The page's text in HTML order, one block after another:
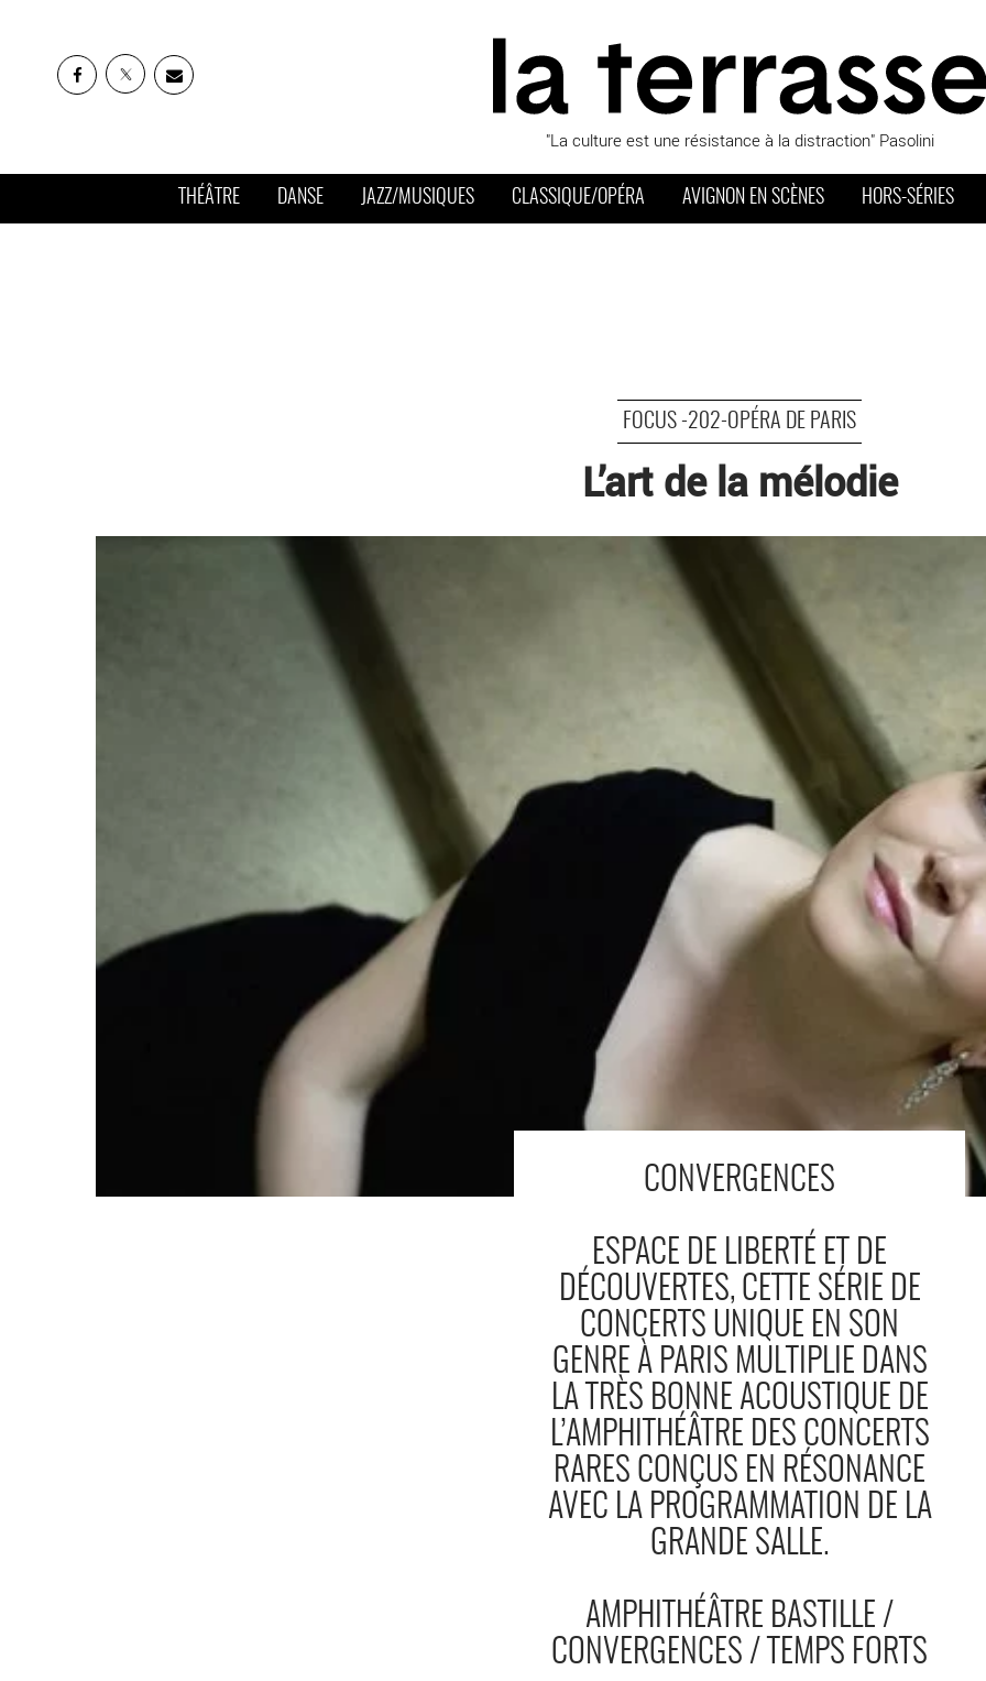
"La culture est une résistance à la distraction" Pasolini
THÉÂTRE DANSE JAZZ/MUSIQUES CLASSIQUE/OPÉRA AVIGNON EN SCÈNES HORS-SÉRIES
FOCUS -202-OPÉRA DE PARIS
L’art de la mélodie
CONVERGENCES
ESPACE DE LIBERTÉ ET DE
DÉCOUVERTES, CETTE SÉRIE DE
CONCERTS UNIQUE EN SON
GENRE À PARIS MULTIPLIE DANS
LA TRÈS BONNE ACOUSTIQUE DE
L’AMPHITHÉÂTRE DES CONCERTS
RARES CONÇUS EN RÉSONANCE
AVEC LA PROGRAMMATION DE LA
GRANDE SALLE.
AMPHITHÉÂTRE BASTILLE /
CONVERGENCES / TEMPS FORTS